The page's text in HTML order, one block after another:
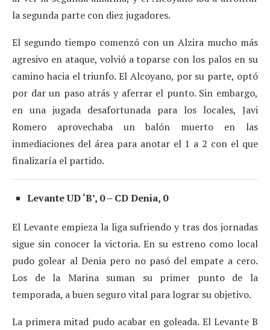
la segunda parte con diez jugadores.
El segundo tiempo comenzó con un Alzira mucho más
agresivo en ataque, volvió a toparse con los palos en su
camino hacia el triunfo. El Alcoyano, por su parte, optó
por dar un paso atrás y aferrar el punto. Sin embargo,
en una jugada desafortunada para los locales, Javi
Romero aprovechaba un balón muerto en las
inmediaciones del área para anotar el 1 a 2 con el que
finalizaría el partido.
Levante UD ‘B’, 0 – CD Denia, 0
El Levante empieza la liga sufriendo y tras dos jornadas
sigue sin conocer la victoria. En su estreno como local
pudo golear al Denia pero no pasó del empate a cero.
Los de la Marina suman su primer punto de la
temporada, a buen seguro vital para lograr su objetivo.
La primera mitad pudo acabar en goleada. El Levante B